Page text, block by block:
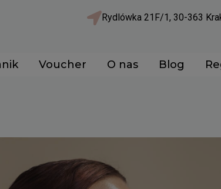
Rydlówka 21F/1, 30-363
Voucher O nas Blog